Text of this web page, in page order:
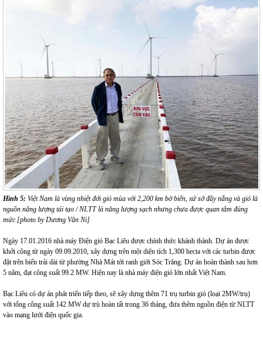
Hình 5: Việt Nam là vùng nhiệt đới gió mùa với 2,200 km bờ biển, xứ sở đầy nắng và gió là
nguồn năng lượng tái tạo / NLTT là năng lượng sạch nhưng chưa được quan tâm đúng
mức.[photo by Dương Văn Ni]
Ngày 17.01.2016 nhà máy Điện gió Bạc Liêu được chính thức khánh thành. Dự án được
khởi công từ ngày 09.09.2010, xây dựng trên một diện tích 1,300 hecta với các turbin được
đặt trên biển trải dài từ phường Nhà Mát tới ranh giới Sóc Trăng. Dự án hoàn thành sau hơn
5 năm, đạt công suất 99.2 MW. Hiện nay là nhà máy điện gió lớn nhất Việt Nam.
Bạc Liêu có dự án phát triển tiếp theo, sẽ xây dựng thêm 71 trụ turbin gió (loại 2MW/trụ)
với tổng công suất 142 MW dự trù hoàn tất trong 36 tháng, đưa thêm nguồn điện từ NLTT
vào mạng lưới điện quốc gia.